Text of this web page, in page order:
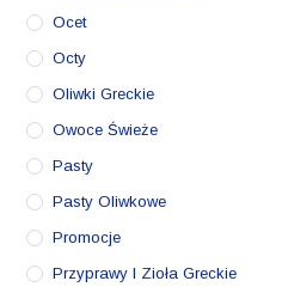
Ocet
Octy
Oliwki Greckie
Owoce Świeże
Pasty
Pasty Oliwkowe
Promocje
Przyprawy I Zioła Greckie